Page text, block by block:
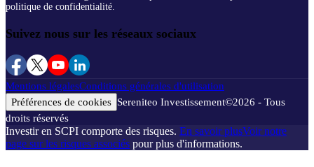
politique de confidentialité.
Suivez nous sur les réseaux sociaux
Mentions légalesConditions générales d'utilisation
Préférences de cookies Sereniteo Investissement©2026 - Tous
droits réservés
Investir en SCPI comporte des risques. En savoir plusVoir notre
page sur les risques associés pour plus d'informations.